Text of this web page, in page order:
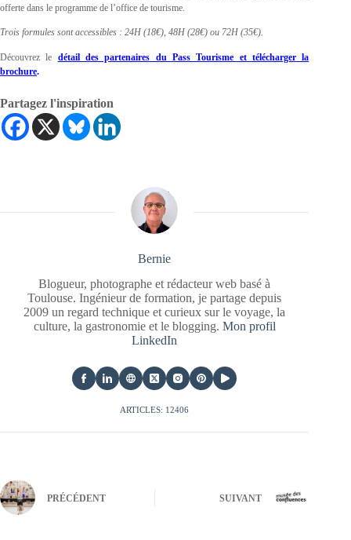
offerte dans le programme de l’office de tourisme.
Trois formules sont accessibles : 24H (18€), 48H (28€) ou 72H (35€).
Découvrez le détail des partenaires du Pass Tourisme et télécharger la
brochure.
Partagez l'inspiration
Bernie
Blogueur, photographe et rédacteur web basé à
Toulouse. Ingénieur de formation, je partage depuis
2009 un regard technique et curieux sur le voyage, la
culture, la gastronomie et le blogging. Mon profil
LinkedIn
ARTICLES: 12406
PRÉCÉDENT SUIVANT